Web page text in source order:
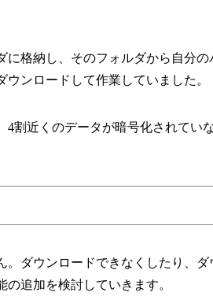
格納し、そのフォルダから自分
ンロードして作業していました。
割近くのデータが暗号化されて
ダウンロードできなくしたり、
追加を検討していきます。